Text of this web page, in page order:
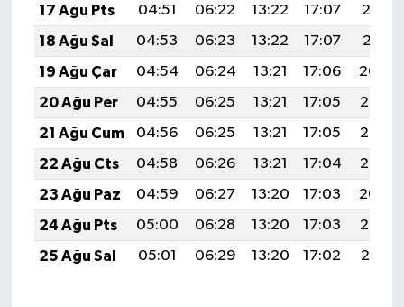
17 Ağu Pts
04:51 06:22 13:22 17:07
20:12
18 Ağu Sal
04:53 06:23 13:22 17:07
20:11
19 Ağu Çar
04:54 06:24 13:21 17:06
20:09
20 Ağu Per
04:55 06:25 13:21 17:05
20:08
21 Ağu Cum
04:56 06:25 13:21 17:05
20:06
22 Ağu Cts
04:58 06:26 13:21 17:04
20:05
23 Ağu Paz
04:59 06:27 13:20 17:03
20:04
24 Ağu Pts
05:00 06:28 13:20 17:03
20:02
25 Ağu Sal
05:01 06:29 13:20 17:02 20:01